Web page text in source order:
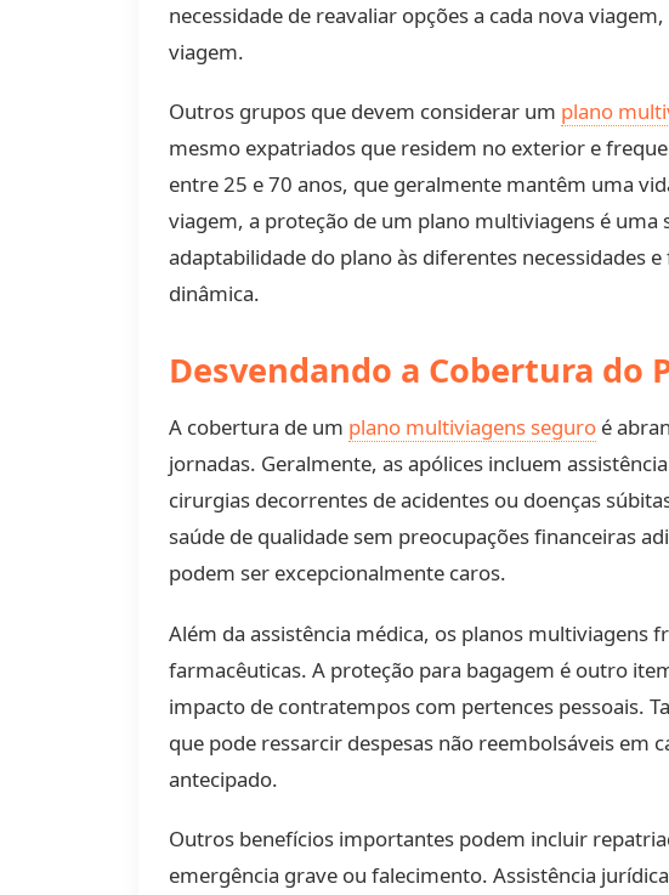
necessidade de reavaliar opções a cada nova
viagem.
Outros grupos que devem considerar um plano
mesmo expatriados que residem no exterior e
entre 25 e 70 anos, que geralmente mantêm uma
viagem, a proteção de um plano multiviagens é uma
adaptabilidade do plano às diferentes necessidades
dinâmica.
Desvendando a Cobertura do
A cobertura de um plano multiviagens seguro é
jornadas. Geralmente, as apólices incluem
cirurgias decorrentes de acidentes ou doenças
saúde de qualidade sem preocupações financeiras
podem ser excepcionalmente caros.
Além da assistência médica, os planos multiviagens
farmacêuticas. A proteção para bagagem é outro
impacto de contratempos com pertences pessoais.
que pode ressarcir despesas não reembolsáveis
antecipado.
Outros benefícios importantes podem incluir
emergência grave ou falecimento. Assistência